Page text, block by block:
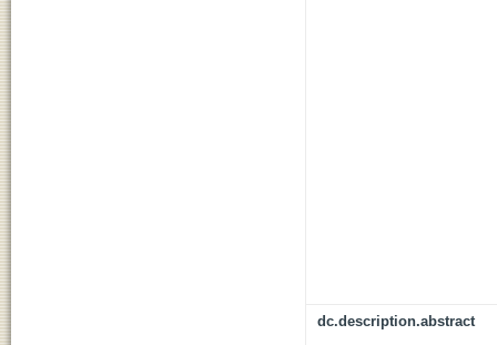
dc.description.abstract